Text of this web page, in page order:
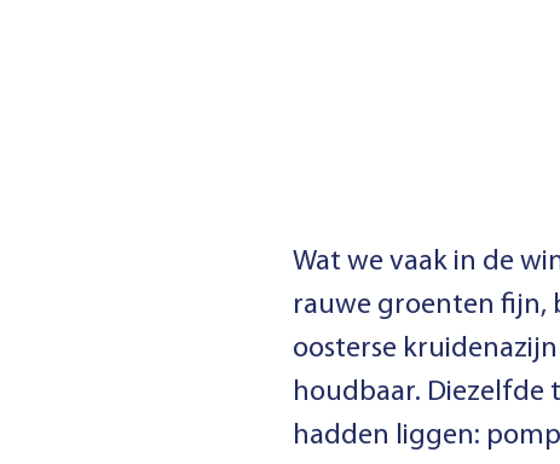
Wat we vaak in de
rauwe groenten fijn,
oosterse
houdbaar. Diezelfde
hadden liggen: